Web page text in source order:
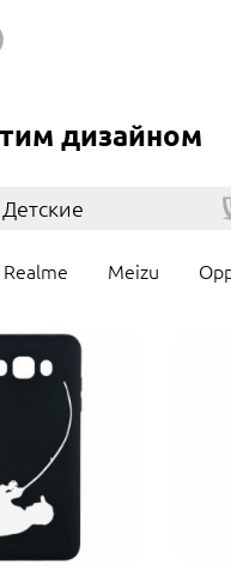
дизайном
Детские
Realme Meizu